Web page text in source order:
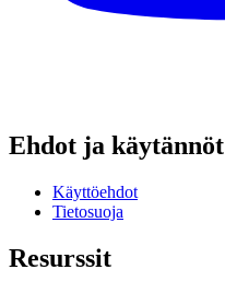
Ehdot ja käytännöt
Käyttöehdot
Tietosuoja
Resurssit